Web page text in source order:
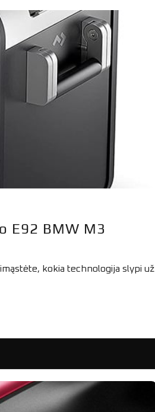
E92 BMW M3
kokia technologija slypi už